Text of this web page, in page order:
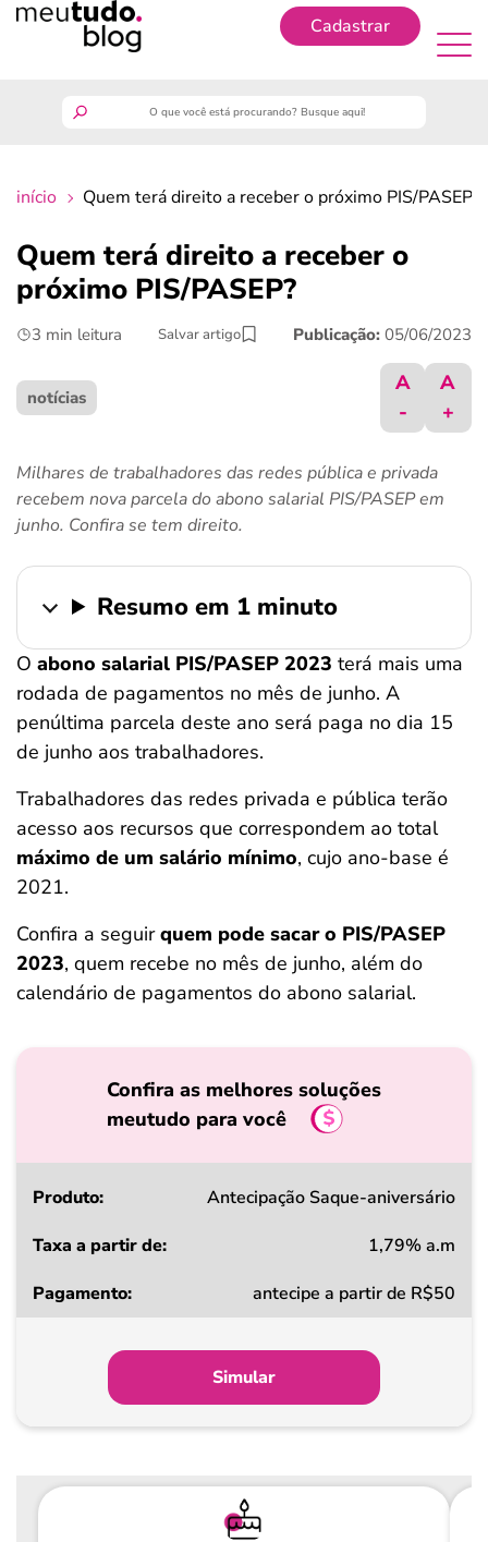
Cadastrar
finanças
benefícios
crédito fácil
ferramentas
início Quem terá direito a receber o próximo PIS/PASEP?
Quem terá direito a receber o
próximo PIS/PASEP?
3 min leitura Salvar artigo Publicação: 05/06/2023
notícias
A
-
A
+
Milhares de trabalhadores das redes pública e privada
recebem nova parcela do abono salarial PIS/PASEP em
junho. Confira se tem direito.
Resumo em 1 minuto
O abono salarial PIS/PASEP 2023 terá mais uma
rodada de pagamentos no mês de junho. A
penúltima parcela deste ano será paga no dia 15
de junho aos trabalhadores.
Trabalhadores das redes privada e pública terão
acesso aos recursos que correspondem ao total
máximo de um salário mínimo, cujo ano-base é
2021.
Confira a seguirquem pode sacar o PIS/PASEP
2023, quem recebe no mês de junho, além do
calendário de pagamentos do abono salarial.
Confira as melhores soluções
meutudo para você
Produto
a
Pagamento
Antecipação Saque-aniversário
1,79% a.m
antecipe a partir de R$50
Simular